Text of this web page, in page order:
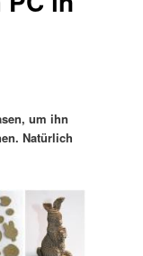
um ihn
Natürlich